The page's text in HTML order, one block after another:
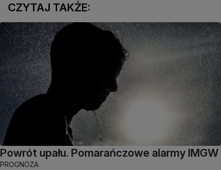
CZYTAJ TAKŻE:
Powrót upału. Pomarańczowe alarmy IMGW
PROGNOZA